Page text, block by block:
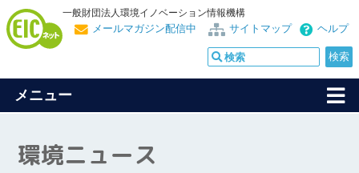
一般財団法人環境イノベーション情報機構
ヘルプ
サイトマップ
メールマガジン配信中
メニュー
環境ニュース